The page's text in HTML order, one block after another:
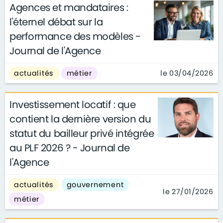
Agences et mandataires :
l'éternel débat sur la
performance des modèles -
Journal de l'Agence
actualités métier le 03/04/2026
Investissement locatif : que
contient la dernière version du
statut du bailleur privé intégrée
au PLF 2026 ? - Journal de
l'Agence
actualités
gouvernement
métier
le 27/01/2026